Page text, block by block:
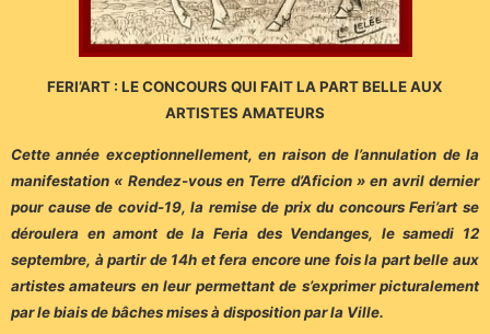
FERI’ART : LE CONCOURS QUI FAIT LA PART BELLE AUX
ARTISTES AMATEURS
Cette année exceptionnellement, en raison de l’annulation de la
manifestation « Rendez-vous en Terre d’Aficion » en avril dernier
pour cause de covid-19, la remise de prix du concours Feri’art se
déroulera en amont de la Feria des Vendanges, le samedi 12
septembre, à partir de 14h et fera encore une fois la part belle aux
artistes amateurs en leur permettant de s’exprimer picturalement
par le biais de bâches mises à disposition par la Ville.